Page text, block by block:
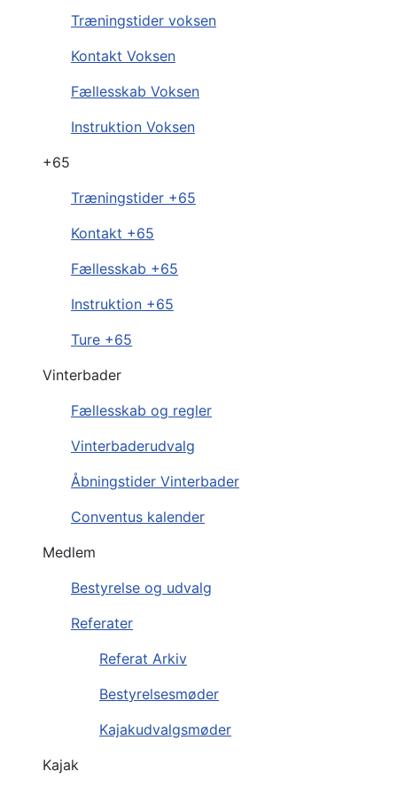
Træningstider voksen
Kontakt Voksen
Fællesskab Voksen
Instruktion Voksen
+65
Træningstider +65
Kontakt +65
Fællesskab +65
Instruktion +65
Ture +65
Vinterbader
Fællesskab og regler
Vinterbaderudvalg
Åbningstider Vinterbader
Conventus kalender
Medlem
Bestyrelse og udvalg
Referater
Referat Arkiv
Bestyrelsesmøder
Kajakudvalgsmøder
Kajak